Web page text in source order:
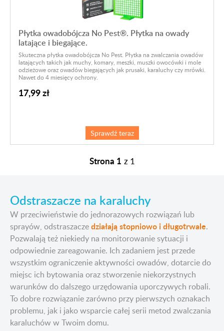
Płytka owadobójcza No Pest®. Płytka na owady
latające i biegające.
Skuteczna płytka owadobójcza No Pest. Płytka na zwalczania owadów
latających takich jak muchy, komary, meszki, muszki owocówki i mole
odzieżowe oraz owadów biegających jak prusaki, karaluchy czy mrówki.
Nawet do 4 miesięcy ochrony.
17,99 zł
Sprawdź teraz
Strona 1 z 1
Odstraszacze na karaluchy
W przeciwieństwie do jednorazowych rozwiązań lub
sprayów, odstraszaczedziałają stopniowo i długotrwale.
Pozwalają też niekiedy na monitorowanie sytuacji i
odpowiednie zareagowanie. Ich zadaniem jest przede
wszystkim ograniczenie aktywności owadów, dotarcie do
miejsc ich bytowania oraz stworzenie niekorzystnych
warunków do dalszego urzędowania uporczywych robali.
To dobre rozwiązanie zarówno przy pierwszych oznakach
problemu, jak i jako wsparcie całej serii metod zwalczania
karaluchów w Twoim domu.